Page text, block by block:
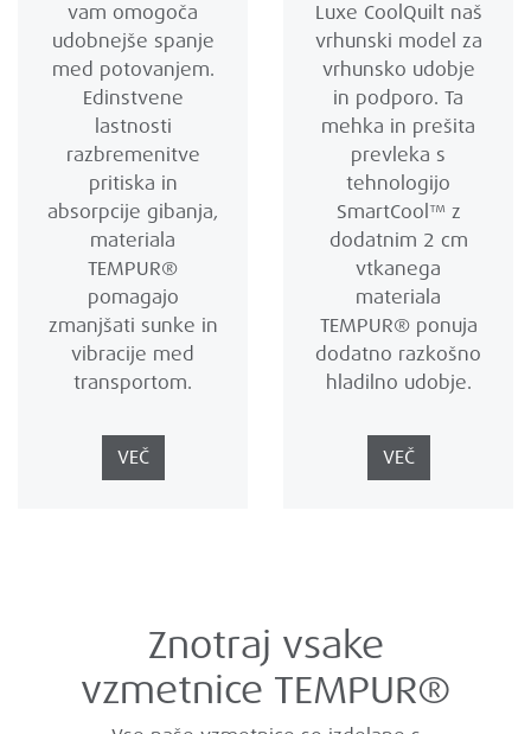
vam omogoča
udobnejše spanje
med potovanjem.
Edinstvene
lastnosti
razbremenitve
pritiska in
absorpcije gibanja,
materiala
TEMPUR®
pomagajo
zmanjšati sunke in
vibracije med
transportom.
VEČ
Luxe CoolQuilt naš
vrhunski model za
vrhunsko udobje
in podporo. Ta
mehka in prešita
prevleka s
tehnologijo
SmartCool™ z
dodatnim 2 cm
vtkanega
materiala
TEMPUR® ponuja
dodatno razkošno
hladilno udobje.
VEČ
Znotraj vsake
vzmetnice TEMPUR®